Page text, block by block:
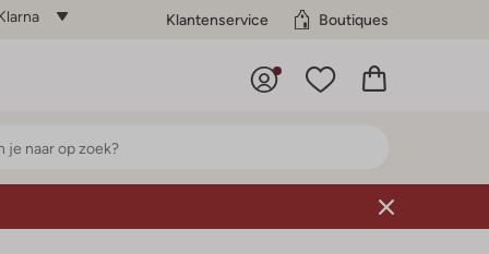
Klantenservice Boutiques